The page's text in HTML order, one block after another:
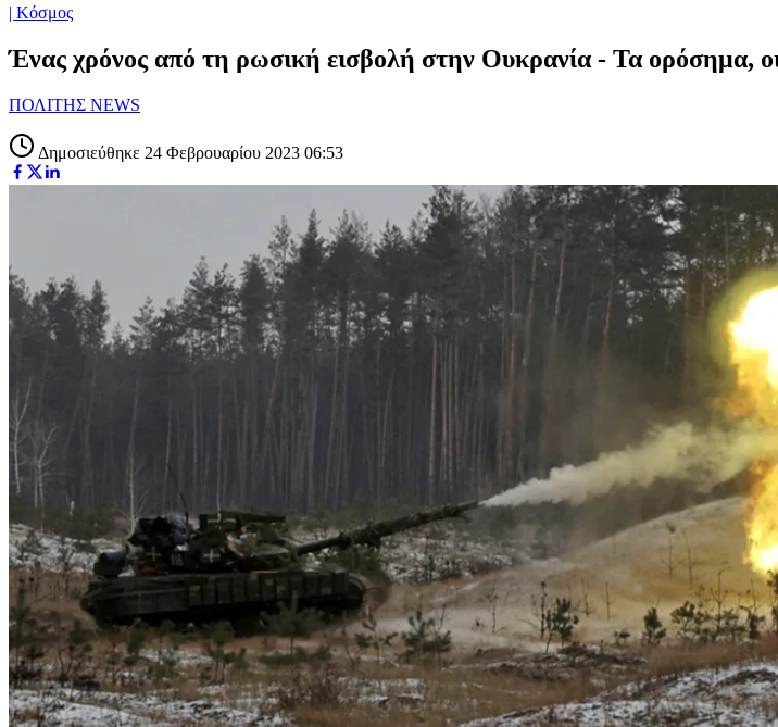
| Κόσμος
Ένας χρόνος από τη ρωσική εισβολή στην Ουκρανία - Τα ορόσημα,
ΠΟΛΙΤΗΣ NEWS
Δημοσιεύθηκε 24 Φεβρουαρίου 2023 06:53